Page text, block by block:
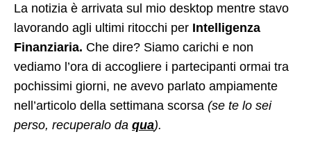
La notizia è arrivata sul mio desktop mentre stavo
lavorando agli ultimi ritocchi per Intelligenza
Finanziaria. Che dire? Siamo carichi e non
vediamo l’ora di accogliere i partecipanti ormai tra
pochissimi giorni, ne avevo parlato ampiamente
nell’articolo della settimana scorsa (se te lo sei
perso, recuperalo da qua).